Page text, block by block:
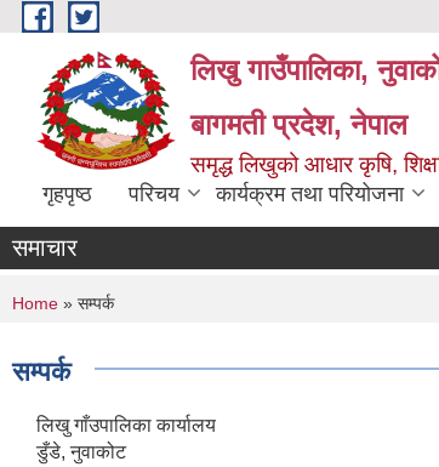
Skip to main content
लिखु गाउँपालिका,
बागमती प्रदेश, नेपाल
समृद्ध लिखुको आधार कृषि, शिक्षा
गृहपृष्ठ परिचय कार्यक्रम तथा परियोजना
समाचार
You are here
Home » सम्पर्क
सम्पर्क
लिखु गाँउपालिका कार्यालय
डुँडे, नुवाकोट